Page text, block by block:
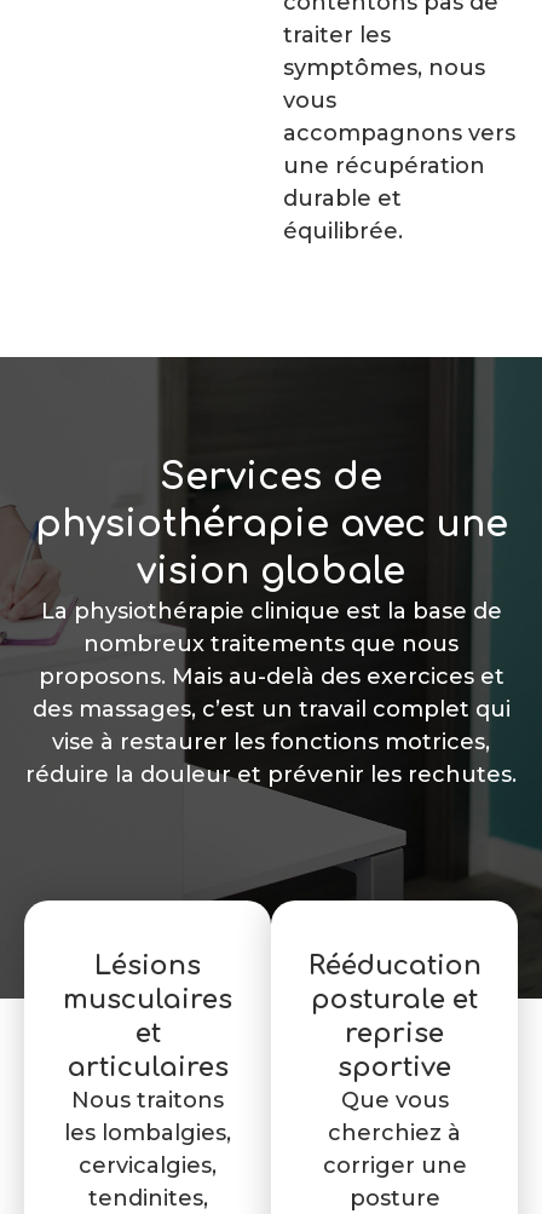
traiter les
symptômes, nous
vous
accompagnons vers
une récupération
durable et
équilibrée.
Services de
physiothérapie avec une
vision globale
La physiothérapie clinique est la base de
nombreux traitements que nous
proposons. Mais au-delà des exercices et
des massages, c’est un travail complet qui
vise à restaurer les fonctions motrices,
réduire la douleur et prévenir les rechutes.
Lésions
musculaires
et
articulaires
Nous traitons
les lombalgies,
cervicalgies,
tendinites,
Rééducation
posturale et
reprise
sportive
Que vous
cherchiez à
corriger une
posture